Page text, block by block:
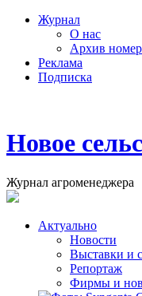
Журнал
О нас
Архив
Реклама
Подписка
Новое
Журнал агроменеджера
Актуально
Новости
Выставки и
Репортаж
Фирмы и